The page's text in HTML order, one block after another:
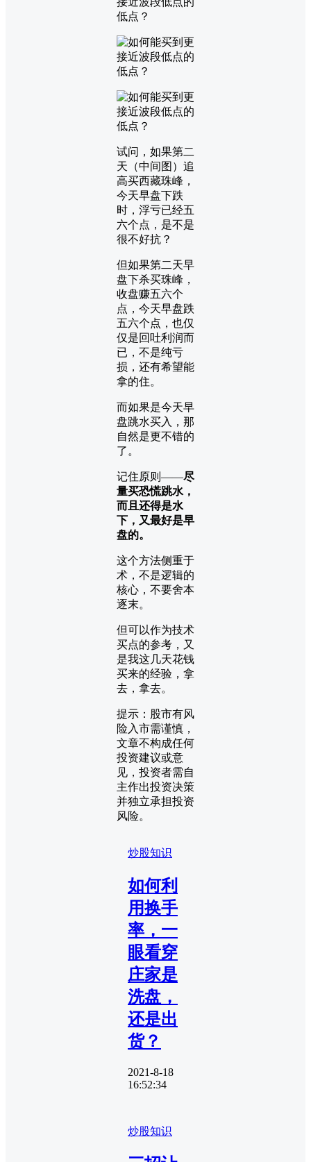
试问，如果第二
天（中间图）追
高买西藏珠峰，
今天早盘下跌
时，浮亏已经五
六个点，是不是
很不好抗？
但如果第二天早
盘下杀买珠峰，
收盘赚五六个
点，今天早盘跌
五六个点，也仅
仅是回吐利润而
已，不是纯亏
损，还有希望能
拿的住。
而如果是今天早
盘跳水买入，那
自然是更不错的
了。
记住原则——尽
量买恐慌跳水，
而且还得是水
下，又最好是早
盘的。
这个方法侧重于
术，不是逻辑的
核心，不要舍本
逐末。
但可以作为技术
买点的参考，又
是我这几天花钱
买来的经验，拿
去，拿去。
提示：股市有风
险入市需谨慎，
文章不构成任何
投资建议或意
见，投资者需自
主作出投资决策
并独立承担投资
风险。
炒股知识
如何利
用换手
率，一
眼看穿
庄家是
洗盘，
还是出
货？
2021-8-18
16:52:34
炒股知识